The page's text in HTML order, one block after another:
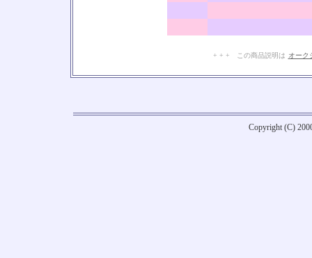
+ + + この商品説明は オーク
Copyright (C)